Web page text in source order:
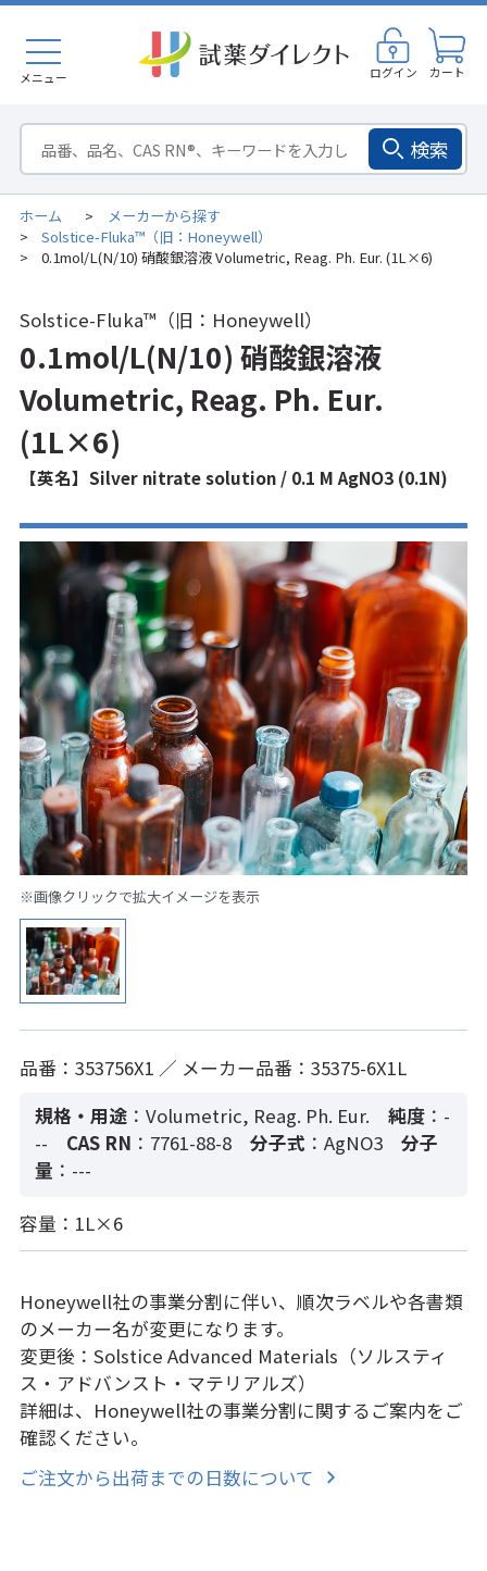
メニュー ログイン カート
検索
ホーム > メーカーから探す
> Solstice-Fluka™（旧：Honeywell）
> 0.1mol/L(N/10) 硝酸銀溶液 Volumetric, Reag. Ph. Eur. (1L×6)
Solstice-Fluka™（旧：Honeywell）
0.1mol/L(N/10) 硝酸銀溶液
Volumetric, Reag. Ph. Eur.
(1L×6)
【英名】Silver nitrate solution / 0.1 M AgNO3 (0.1N)
※画像クリックで拡大イメージを表示
品番：353756X1 ／ メーカー品番：35375-6X1L
規格・用途 ：Volumetric, Reag. Ph. Eur. 純度：-
--
CAS RN ：7761-88-8 分子式 ：AgNO3
分子
量 ：---
容量：1L×6
Honeywell社の事業分割に伴い、順次ラベルや各書類
のメーカー名が変更になります。
変更後：Solstice Advanced Materials（ソルスティ
ス・アドバンスト・マテリアルズ）
詳細は、Honeywell社の事業分割に関するご案内をご
確認ください。
ご注文から出荷までの日数について